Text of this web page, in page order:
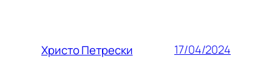
Христо Петрески 17/04/2024